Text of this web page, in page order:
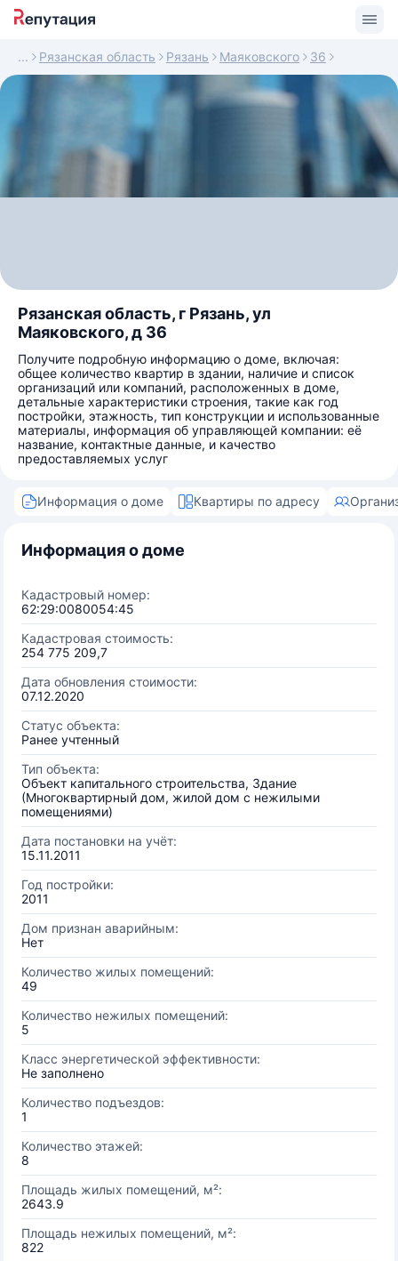
Рязанская область Рязань Маяковского 36
Рязанская область, г Рязань, ул
Маяковского, д 36
Получите подробную информацию о доме, включая:
общее количество квартир в здании, наличие и список
организаций или компаний, расположенных в доме,
детальные характеристики строения, такие как год
постройки, этажность, тип конструкции и использованные
материалы, информация об управляющей компании: её
название, контактные данные, и качество
предоставляемых услуг
Информация о доме Квартиры по адресу
Информация о доме
Кадастровый номер:
62:29:0080054:45
Кадастровая стоимость:
254 775 209,7
Дата обновления стоимости:
07.12.2020
Статус объекта:
Ранее учтенный
Тип объекта:
Объект капитального строительства, Здание
(Многоквартирный дом, жилой дом с нежилыми
помещениями)
Дата постановки на учёт:
15.11.2011
Год постройки:
2011
Дом признан аварийным:
Нет
Количество жилых помещений:
49
Количество нежилых помещений:
5
Класс энергетической эффективности:
Не заполнено
Количество подъездов:
1
Количество этажей:
8
Площадь жилых помещений, м²:
2643.9
Площадь нежилых помещений, м²:
822